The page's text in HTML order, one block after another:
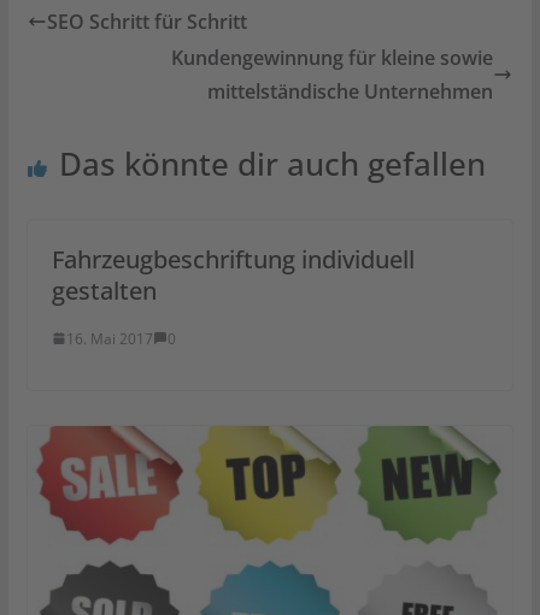
SEO Schritt für Schritt
Kundengewinnung für kleine sowie
mittelständische Unternehmen
Das könnte dir auch gefallen
Fahrzeugbeschriftung individuell
gestalten
16. Mai 2017 0